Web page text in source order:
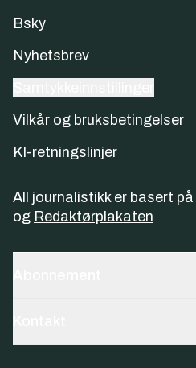
Bsky
Nyhetsbrev
Vilkår og bruksbetingelser
KI-retningslinjer
All journalistikk er basert på
og Redaktørplakaten